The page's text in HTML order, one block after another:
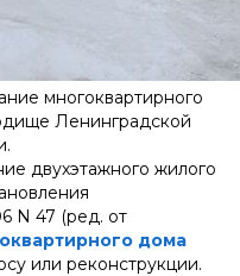
многоквартирного
Ленинградской
двухэтажного жилого
N 47 (ред. от
дома
или реконструкции.